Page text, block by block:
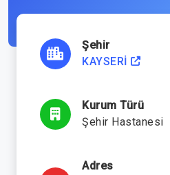
Şehir
KAYSERİ
Kurum Türü
Şehir Hastanesi
Adres